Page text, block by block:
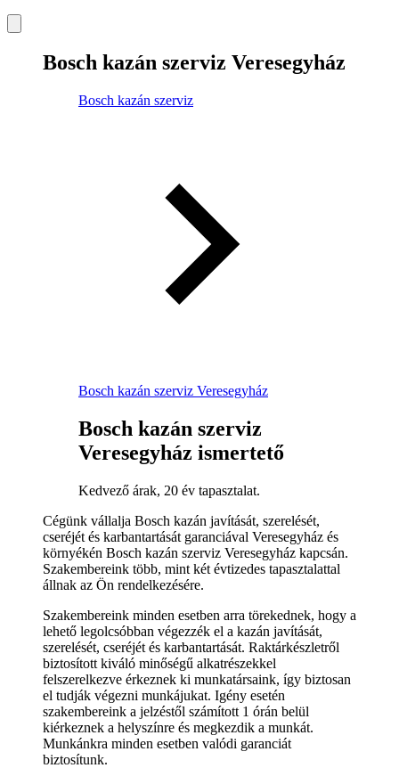
Bosch kazán szerviz Veresegyház
Bosch kazán szerviz
Bosch kazán szerviz Veresegyház
Bosch kazán szerviz
Veresegyház ismertető
Kedvező árak, 20 év tapasztalat.
Cégünk vállalja Bosch kazán javítását, szerelését,
cseréjét és karbantartását garanciával Veresegyház és
környékén Bosch kazán szerviz Veresegyház kapcsán.
Szakembereink több, mint két évtizedes tapasztalattal
állnak az Ön rendelkezésére.
Szakembereink minden esetben arra törekednek, hogy a
lehető legolcsóbban végezzék el a kazán javítását,
szerelését, cseréjét és karbantartását. Raktárkészletről
biztosított kiváló minőségű alkatrészekkel
felszerelkezve érkeznek ki munkatársaink, így biztosan
el tudják végezni munkájukat. Igény esetén
szakembereink a jelzéstől számított 1 órán belül
kiérkeznek a helyszínre és megkezdik a munkát.
Munkánkra minden esetben valódi garanciát
biztosítunk.